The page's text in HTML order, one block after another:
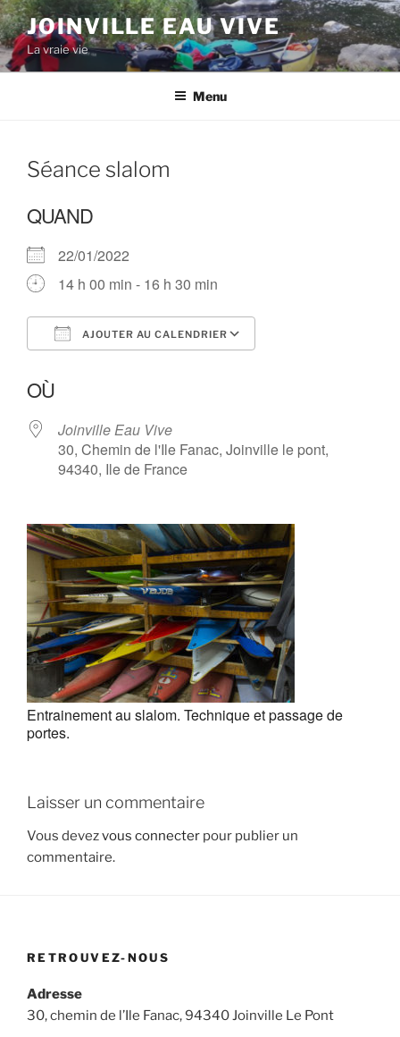
Aller
au
contenu
principal
JOINVILLE EAU VIVE
La vraie vie
Menu
Séance slalom
QUAND
22/01/2022
14 h 00 min - 16 h 30 min
AJOUTER AU CALENDRIER
OÙ
Joinville Eau Vive
30, Chemin de l'Ile Fanac, Joinville le pont,
94340, Ile de France
Entrainement au slalom. Technique et passage de
portes.
Laisser un commentaire
Vous devezvous connecter pour publier un
commentaire.
RETROUVEZ-NOUS
Adresse
30, chemin de l’Ile Fanac, 94340 Joinville Le Pont